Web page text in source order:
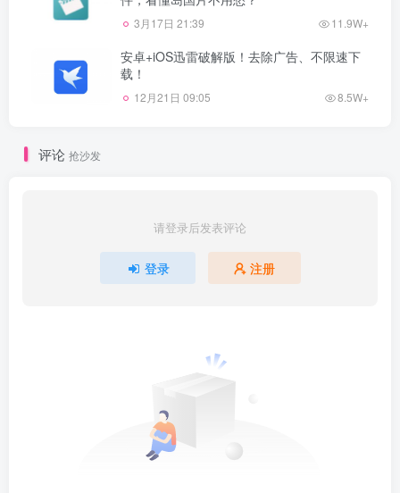
3月17日 21:39 11.9W+
安卓+iOS迅雷破解版！去除广告、不限速下
载！
12月21日 09:05 8.5W+
评论 抢沙发
请登录后发表评论
登录 注册